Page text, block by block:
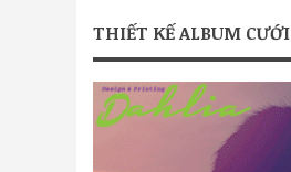
THIẾT KẾ ALBUM CƯỚI